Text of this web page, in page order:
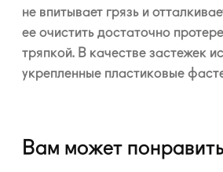
не впитывает грязь и
ее очистить достаточно
тряпкой. В качестве застежек
укрепленные пластиковые
Вам может